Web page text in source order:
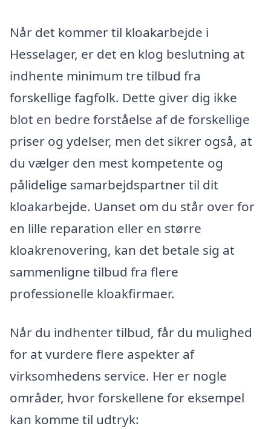
Når det kommer til kloakarbejde i
Hesselager, er det en klog beslutning at
indhente minimum tre tilbud fra
forskellige fagfolk. Dette giver dig ikke
blot en bedre forståelse af de forskellige
priser og ydelser, men det sikrer også, at
du vælger den mest kompetente og
pålidelige samarbejdspartner til dit
kloakarbejde. Uanset om du står over for
en lille reparation eller en større
kloakrenovering, kan det betale sig at
sammenligne tilbud fra flere
professionelle kloakfirmaer.
Når du indhenter tilbud, får du mulighed
for at vurdere flere aspekter af
virksomhedens service. Her er nogle
områder, hvor forskellene for eksempel
kan komme til udtryk: